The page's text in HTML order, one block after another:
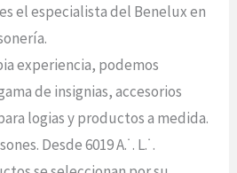
el especialista del Benelux en
experiencia, podemos
de insignias, accesorios
logias y productos a medida.
Desde 6019 A.˙. L.˙.